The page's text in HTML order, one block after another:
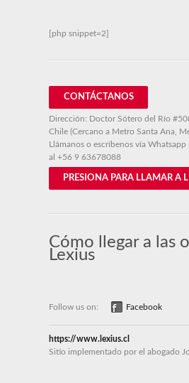
[php snippet=2]
CONTÁCTANOS
Dirección: Doctor Sótero del Río
Chile (Cercano a Metro Santa Ana,
Llámanos o escríbenos vía Whatsapp
al +56 9 63678088
PRESIONA PARA LLAMAR A
Cómo llegar a las
Lexius
Follow us on: Facebook
https://www.lexius.cl
Sitio implementado por el abogado